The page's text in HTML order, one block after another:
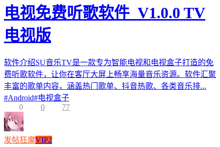
电视免费听歌软件_V1.0.0 TV
电视版
软件介绍SU音乐TV是一款专为智能电视和电视盒子打造的免
费听歌软件，让你在客厅大屏上畅享海量音乐资源。软件汇聚
丰富的歌单内容，涵盖热门歌单、抖音热歌、各类音乐排...
#Android#电视盒子
0
0 77
发帖狂魔VIP2